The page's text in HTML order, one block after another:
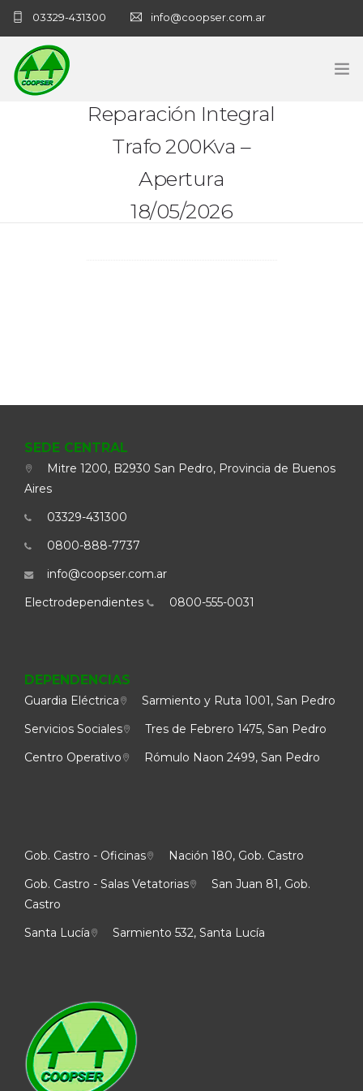
03329-431300 info@coopser.com.ar
Reparación Integral
Trafo 200Kva –
Apertura
18/05/2026
SEDE CENTRAL
Mitre 1200, B2930 San Pedro, Provincia de Buenos
Aires
03329-431300
0800-888-7737
info@coopser.com.ar
Electrodependientes
0800-555-0031
DEPENDENCIAS
Guardia Eléctrica
Sarmiento y Ruta 1001, San Pedro
Servicios Sociales
Tres de Febrero 1475, San Pedro
Centro Operativo
Rómulo Naon 2499, San Pedro
Gob. Castro - Oficinas
Nación 180, Gob. Castro
Gob. Castro - Salas Vetatorias
San Juan 81, Gob.
Castro
Santa Lucía
Sarmiento 532, Santa Lucía